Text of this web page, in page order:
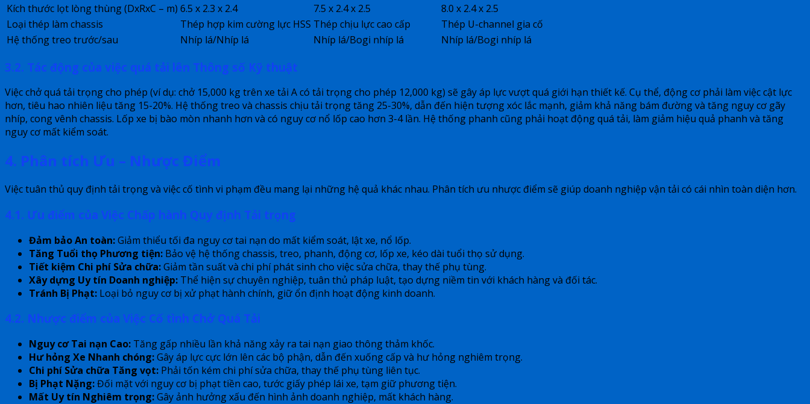
Kích thước lọt lòng thùng (DxRxC – m) 6.5 x 2.3 x 2.4 7.5 x 2.4 x 2.5
8.0 x 2.4 x 2.5
Loại thép làm chassis
Thép hợp kim cường lực HSS Thép chịu lực cao cấp
Thép U-channel gia cố
Hệ thống treo trước/sau
Nhíp lá/Nhíp lá Nhíp lá/Bogi nhíp lá Nhíp lá/Bogi nhíp lá
3.2. Tác động của việc quá tải lên Thông số Kỹ thuật
Việc chở quá tải trọng cho phép (ví dụ: chở 15,000 kg trên xe tải A có tải trọng cho phép 12,000 kg) sẽ gây áp lực vượt quá giới hạn thiết kế. Cụ thể, động cơ phải làm việc cật lực
hơn, tiêu hao nhiên liệu tăng 15-20%. Hệ thống treo và chassis chịu tải trọng tăng 25-30%, dẫn đến hiện tượng xóc lắc mạnh, giảm khả năng bám đường và tăng nguy cơ gãy
nhíp, cong vênh chassis. Lốp xe bị bào mòn nhanh hơn và có nguy cơ nổ lốp cao hơn 3-4 lần. Hệ thống phanh cũng phải hoạt động quá tải, làm giảm hiệu quả phanh và tăng
nguy cơ mất kiểm soát.
4. Phân tích Ưu – Nhược Điểm
Việc tuân thủ quy định tải trọng và việc cố tình vi phạm đều mang lại những hệ quả khác nhau. Phân tích ưu nhược điểm sẽ giúp doanh nghiệp vận tải có cái nhìn toàn diện hơn.
4.1. Ưu điểm của Việc Chấp hành Quy định Tải trọng
Đảm bảo An toàn:Giảm thiểu tối đa nguy cơ tai nạn do mất kiểm soát, lật xe, nổ lốp.
Tăng Tuổi thọ Phương tiện: Bảo vệ hệ thống chassis, treo, phanh, động cơ, lốp xe, kéo dài tuổi thọ sử dụng.
Tiết kiệm Chi phí Sửa chữa:Giảm tần suất và chi phí phát sinh cho việc sửa chữa, thay thế phụ tùng.
Xây dựng Uy tín Doanh nghiệp: Thể hiện sự chuyên nghiệp, tuân thủ pháp luật, tạo dựng niềm tin với khách hàng và đối tác.
Tránh Bị Phạt: Loại bỏ nguy cơ bị xử phạt hành chính, giữ ổn định hoạt động kinh doanh.
4.2. Nhược điểm của Việc Cố tình Chở Quá Tải
Nguy cơ Tai nạn Cao: Tăng gấp nhiều lần khả năng xảy ra tai nạn giao thông thảm khốc.
Hư hỏng Xe Nhanh chóng:Gây áp lực cực lớn lên các bộ phận, dẫn đến xuống cấp và hư hỏng nghiêm trọng.
Chi phí Sửa chữa Tăng vọt: Phải tốn kém chi phí sửa chữa, thay thế phụ tùng liên tục.
Bị Phạt Nặng:Đối mặt với nguy cơ bị phạt tiền cao, tước giấy phép lái xe, tạm giữ phương tiện.
Mất Uy tín Nghiêm trọng:Gây ảnh hưởng xấu đến hình ảnh doanh nghiệp, mất khách hàng.